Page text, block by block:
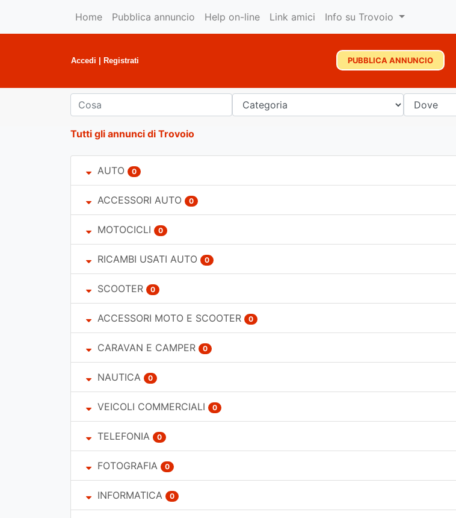
Home Pubblica annuncio Help on-line Link amici Info su Trovoio
Accedi Registrati PUBBLICA ANNUNCIO
Tutti gli annunci di Trovoio
AUTO 0
ACCESSORI AUTO 0
MOTOCICLI 0
RICAMBI USATI AUTO 0
SCOOTER 0
ACCESSORI MOTO E SCOOTER 0
CARAVAN E CAMPER 0
NAUTICA 0
VEICOLI COMMERCIALI 0
TELEFONIA 0
FOTOGRAFIA 0
INFORMATICA 0